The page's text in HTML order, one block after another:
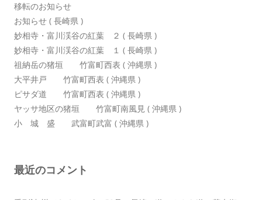
移転のお知らせ
お知らせ ( 長崎県 )
妙相寺・富川渓谷の紅葉 ２ ( 長崎県 )
妙相寺・富川渓谷の紅葉 １ ( 長崎県 )
祖納岳の猪垣 竹富町西表 ( 沖縄県 )
大平井戸 竹富町西表 ( 沖縄県 )
ピサダ道 竹富町西表 ( 沖縄県 )
ヤッサ地区の猪垣 竹富町南風見 ( 沖縄県 )
小 城 盛 武富町武富 ( 沖縄県 )
最近のコメント